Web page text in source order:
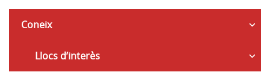
Coneix
Llocs d’interès